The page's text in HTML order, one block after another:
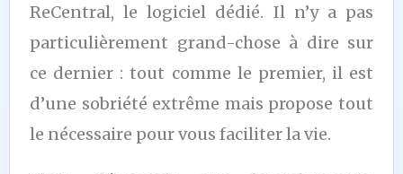
ReCentral, le logiciel dédié. Il n’y a pas
particulièrement grand-chose à dire sur
ce dernier : tout comme le premier, il est
d’une sobriété extrême mais propose tout
le nécessaire pour vous faciliter la vie.